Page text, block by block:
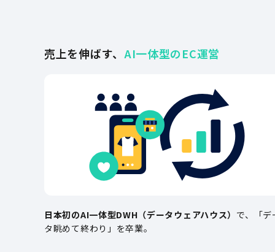
売上を伸ばす、 AI一体型のEC運営
日本初のAI一体型DWH（データウェアハウス） で、「デ
タ眺めて終わり」を卒業。